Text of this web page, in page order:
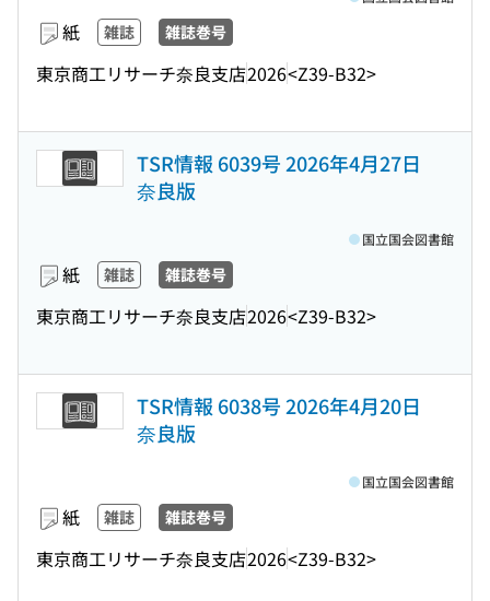
紙 雑誌 雑誌巻号
東京商工リサーチ奈良支店2026<Z39-B32>
TSR情報 6039号 2026年4月27日
奈良版
紙 雑誌 雑誌巻号
東京商工リサーチ奈良支店2026<Z39-B32>
国立国会図書館
TSR情報 6038号 2026年4月20日
奈良版
紙 雑誌 雑誌巻号
東京商工リサーチ奈良支店2026<Z39-B32>
国立国会図書館